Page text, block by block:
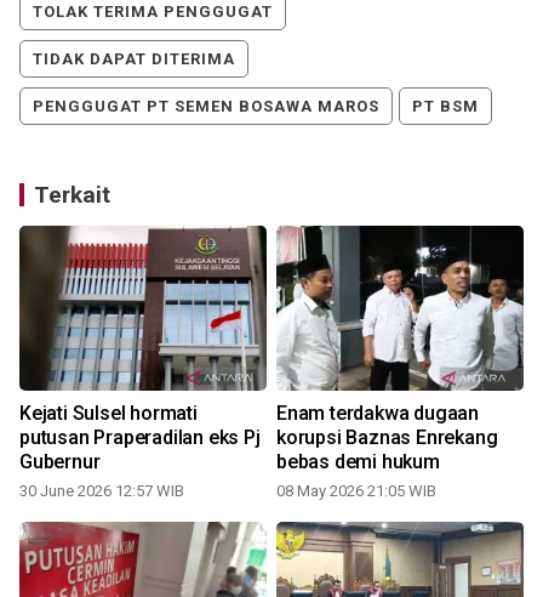
TOLAK TERIMA PENGGUGAT
TIDAK DAPAT DITERIMA
PENGGUGAT PT SEMEN BOSAWA MAROS PT BSM
Terkait
Kejati Sulsel hormati
putusan Praperadilan eks Pj
Gubernur
30 June 2026 12:57 WIB
Enam terdakwa dugaan
korupsi Baznas Enrekang
bebas demi hukum
08 May 2026 21:05 WIB